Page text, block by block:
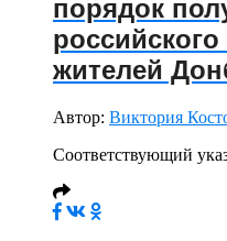
порядок
жителей
Автор: Виктория
Соответствующий